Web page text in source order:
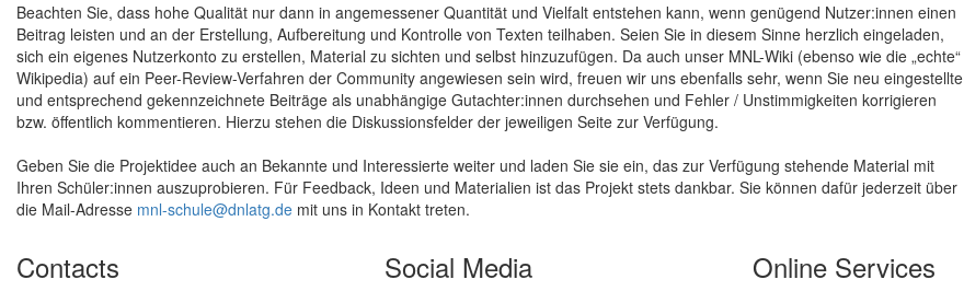
Beachten Sie, dass hohe Qualität nur dann in angemessener Quantität und Vielfalt entstehen kann, wenn genügend Nutzer:innen einen
Beitrag leisten und an der Erstellung, Aufbereitung und Kontrolle von Texten teilhaben. Seien Sie in diesem Sinne herzlich eingeladen,
sich ein eigenes Nutzerkonto zu erstellen, Material zu sichten und selbst hinzuzufügen. Da auch unser MNL-Wiki (ebenso wie die „echte“
Wikipedia) auf ein Peer-Review-Verfahren der Community angewiesen sein wird, freuen wir uns ebenfalls sehr, wenn Sie neu eingestellte
und entsprechend gekennzeichnete Beiträge als unabhängige Gutachter:innen durchsehen und Fehler / Unstimmigkeiten korrigieren
bzw. öffentlich kommentieren. Hierzu stehen die Diskussionsfelder der jeweiligen Seite zur Verfügung.
Geben Sie die Projektidee auch an Bekannte und Interessierte weiter und laden Sie sie ein, das zur Verfügung stehende Material mit
Ihren Schüler:innen auszuprobieren. Für Feedback, Ideen und Materialien ist das Projekt stets dankbar. Sie können dafür jederzeit über
die Mail-Adresse mnl-schule@dnlatg.de mit uns in Kontakt treten.
Contacts Social Media Online Services